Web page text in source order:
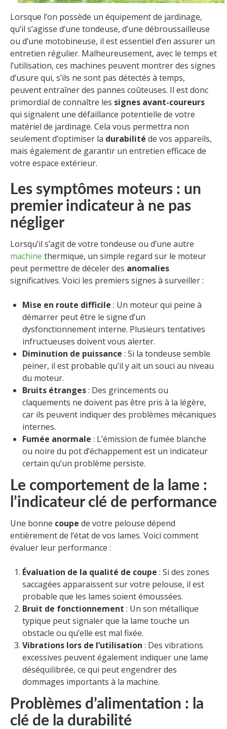
Lorsque l’on possède un équipement de jardinage,
qu’il s’agisse d’une tondeuse, d’une débroussailleuse
ou d’une motobineuse, il est essentiel d’en assurer un
entretien régulier. Malheureusement, avec le temps et
l’utilisation, ces machines peuvent montrer des signes
d’usure qui, s’ils ne sont pas détectés à temps,
peuvent entraîner des pannes coûteuses. Il est donc
primordial de connaître les signes avant-coureurs
qui signalent une défaillance potentielle de votre
matériel de jardinage. Cela vous permettra non
seulement d’optimiser la durabilité de vos appareils,
mais également de garantir un entretien efficace de
votre espace extérieur.
Les symptômes moteurs : un
premier indicateur à ne pas
négliger
Lorsqu’il s’agit de votre tondeuse ou d’une autre
machine thermique, un simple regard sur le moteur
peut permettre de déceler des anomalies
significatives. Voici les premiers signes à surveiller :
Mise en route difficile : Un moteur qui peine à
démarrer peut être le signe d’un
dysfonctionnement interne. Plusieurs tentatives
infructueuses doivent vous alerter.
Diminution de puissance : Si la tondeuse semble
peiner, il est probable qu’il y ait un souci au niveau
du moteur.
Bruits étranges: Des grincements ou
claquements ne doivent pas être pris à la légère,
car ils peuvent indiquer des problèmes mécaniques
internes.
Fumée anormale : L’émission de fumée blanche
ou noire du pot d’échappement est un indicateur
certain qu’un problème persiste.
Le comportement de la lame :
l’indicateur clé de performance
Une bonne coupe de votre pelouse dépend
entièrement de l’état de vos lames. Voici comment
évaluer leur performance :
Évaluation de la qualité de coupe : Si des zones
saccagées apparaissent sur votre pelouse, il est
probable que les lames soient émoussées.
Bruit de fonctionnement : Un son métallique
typique peut signaler que la lame touche un
obstacle ou qu’elle est mal fixée.
Vibrations lors de l’utilisation : Des vibrations
excessives peuvent également indiquer une lame
déséquilibrée, ce qui peut engendrer des
dommages importants à la machine.
Problèmes d’alimentation : la
clé de la durabilité